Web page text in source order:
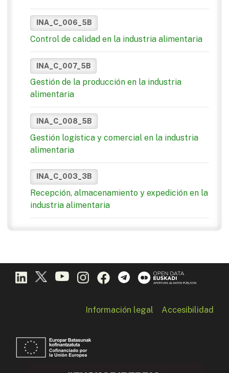
INA_C_006_5B
Control de calidad en la industria alimentaria
INA_C_007_5B
Gestión de la producción en la industria
alimentaria
INA_C_008_5B
Gestión logística y comercial en la industria
alimentaria
INA_C_003_3B
Recepción, almacenamiento y expedición en la
industria alimentaria
Información legal Accesibilidad